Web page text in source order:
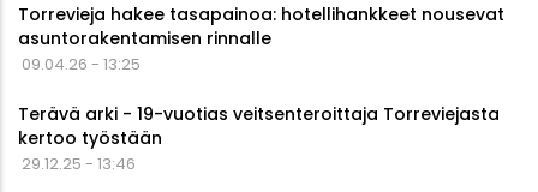
Torrevieja hakee tasapainoa: hotellihankkeet nousevat
asuntorakentamisen rinnalle
09.04.26 - 13:25
Terävä arki - 19-vuotias veitsenteroittaja Torreviejasta
kertoo työstään
29.12.25 - 13:46